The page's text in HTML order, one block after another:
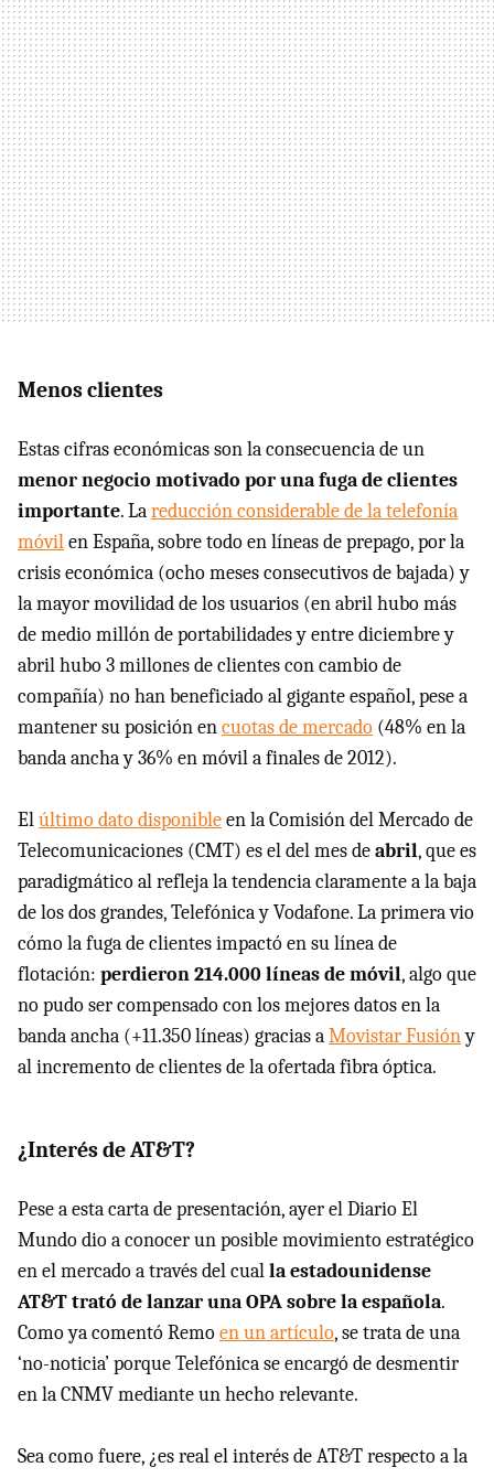
Menos clientes
Estas cifras económicas son la consecuencia de un
menor negocio motivado por una fuga de clientes
importante. Lareducción considerable de la telefonía
móvilen España, sobre todo en líneas de prepago, por la
crisis económica (ocho meses consecutivos de bajada) y
la mayor movilidad de los usuarios (en abril hubo más
de medio millón de portabilidades y entre diciembre y
abril hubo 3 millones de clientes con cambio de
compañía) no han beneficiado al gigante español, pese a
mantener su posición encuotas de mercado (48% en la
banda ancha y 36% en móvil a finales de 2012).
Elúltimo dato disponibleen la Comisión del Mercado de
Telecomunicaciones (CMT) es el del mes deabril, que es
paradigmático al refleja la tendencia claramente a la baja
de los dos grandes, Telefónica y Vodafone. La primera vio
cómo la fuga de clientes impactó en su línea de
flotación: perdieron 214.000 líneas de móvil, algo que
no pudo ser compensado con los mejores datos en la
banda ancha (+11.350 líneas) gracias aMovistar Fusióny
al incremento de clientes de la ofertada fibra óptica.
¿Interés de AT&T?
Pese a esta carta de presentación, ayer el Diario El
Mundo dio a conocer un posible movimiento estratégico
en el mercado a través del cualla estadounidense
AT&T trató de lanzar una OPA sobre la española.
Como ya comentó Remoen un artículo, se trata de una
‘no-noticia’ porque Telefónica se encargó de desmentir
en la CNMV mediante un hecho relevante.
Sea como fuere, ¿es real el interés de AT&T respecto a la